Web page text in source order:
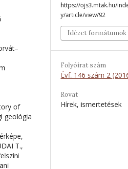
of
geológia
T.,
https://ojs3.mtak.hu/
y/article/view/92
Idézet formátumok
Folyóirat szám
Évf. 146 szám 2
Rovat
Hírek, ismertetések